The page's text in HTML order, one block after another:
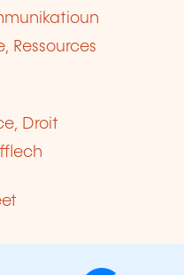
Ressources
Droit